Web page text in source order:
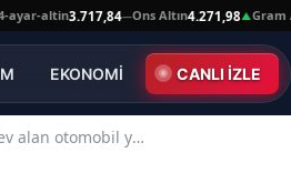
altin3.717,84—Ons Altın 4.271,98▲ Gram Altın
EKONOMİ CANLI İZLE
Kars'ta seyir halindeyken alev alan otomobil yandı